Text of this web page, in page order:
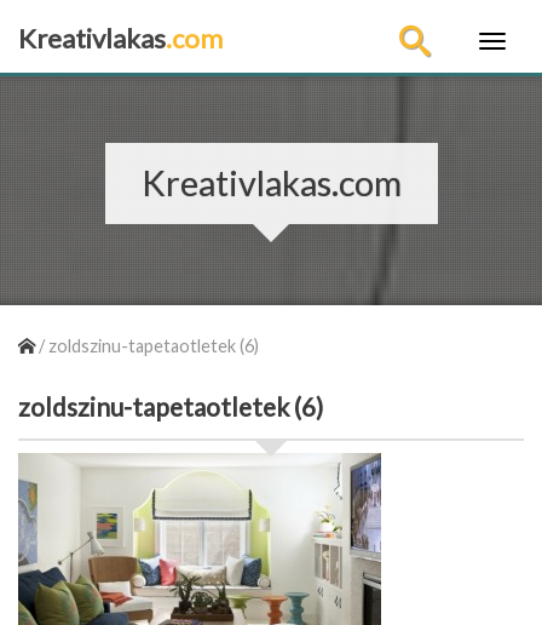
Kreativlakas.com
Kreativlakas.com
/zoldszinu-tapetaotletek (6)
zoldszinu-tapetaotletek (6)